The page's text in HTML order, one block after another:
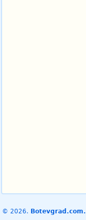
© 2026. Botevgrad.com.